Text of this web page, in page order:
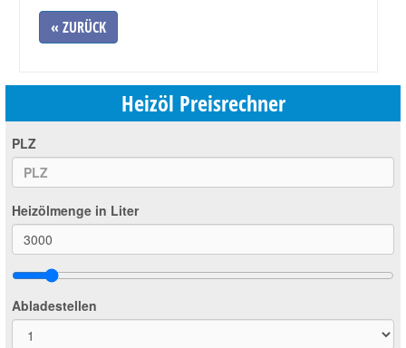
« ZURÜCK
Heizöl Preisrechner
PLZ
Heizölmenge in Liter
Abladestellen